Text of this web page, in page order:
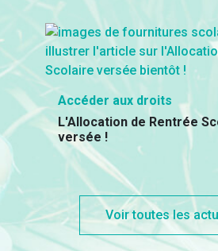
Accéder aux droits
L'Allocation de Rentrée
versée !
Voir toutes les